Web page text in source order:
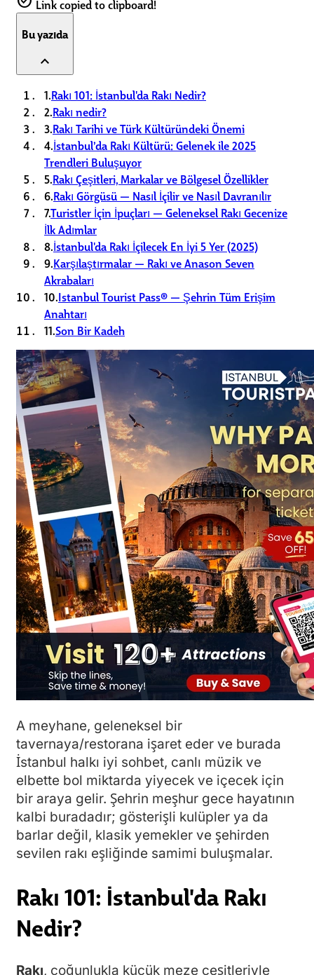
Link copied to clipboard!
Bu yazıda
expand_less
1.Rakı 101: İstanbul'da Rakı Nedir?
2.Rakı nedir?
3.Rakı Tarihi ve Türk Kültüründeki Önemi
4.İstanbul’da Rakı Kültürü: Gelenek ile 2025
Trendleri Buluşuyor
5.Rakı Çeşitleri, Markalar ve Bölgesel Özellikler
6.Rakı Görgüsü — Nasıl İçilir ve Nasıl Davranılır
7.Turistler İçin İpuçları — Geleneksel Rakı Gecenize
İlk Adımlar
8.İstanbul'da Rakı İçilecek En İyi 5 Yer (2025)
9.Karşılaştırmalar — Rakı ve Anason Seven
Akrabaları
10.Istanbul Tourist Pass® — Şehrin Tüm Erişim
Anahtarı
11.Son Bir Kadeh
A meyhane, geleneksel bir
tavernaya/restorana işaret eder ve burada
İstanbul halkı iyi sohbet, canlı müzik ve
elbette bol miktarda yiyecek ve içecek için
bir araya gelir. Şehrin meşhur gece hayatının
kalbi buradadır; gösterişli kulüpler ya da
barlar değil, klasik yemekler ve şehirden
sevilen rakı eşliğinde samimi buluşmalar.
Rakı 101: İstanbul'da Rakı
Nedir?
Rakı, çoğunlukla küçük meze çeşitleriyle